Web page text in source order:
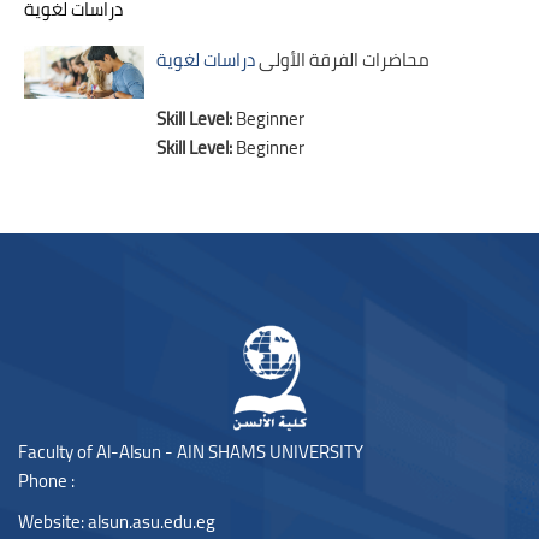
دراسات لغوية
محاضرات الفرقة الأولىدراسات لغوية
Skill Level:Beginner
Skill Level:Beginner
Blocks
Faculty of Al-Alsun - AIN SHAMS UNIVERSITY
Phone :
Website:alsun.asu.edu.eg